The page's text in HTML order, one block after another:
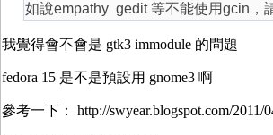
如說empathy gedit 等不能使用gcin，
我覺得會不會是 gtk3 immodule 的問題
fedora 15 是不是預設用 gnome3 啊
參考一下： http://swyear.blogspot.com/2011/